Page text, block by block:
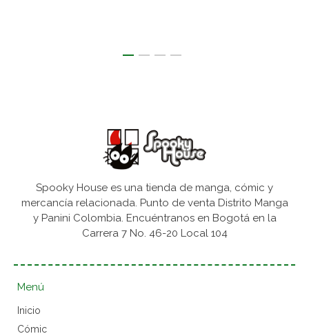
Spooky House es una tienda de manga, cómic y
mercancía relacionada. Punto de venta Distrito Manga
y Panini Colombia. Encuéntranos en Bogotá en la
Carrera 7 No. 46-20 Local 104
Menú
Inicio
Cómic